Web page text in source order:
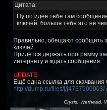
Цитата:
Ну по идее тебе там
ключей, больше тебе это не
Правильно, обещают сообщить
ключей.
Придётся держать программу
интернету и ждать сообщения.
UPDATE:
Ещё одна ссылка для скачвания
http://dump.ru/files/j/j4737900003/
Crysis, Warhead,